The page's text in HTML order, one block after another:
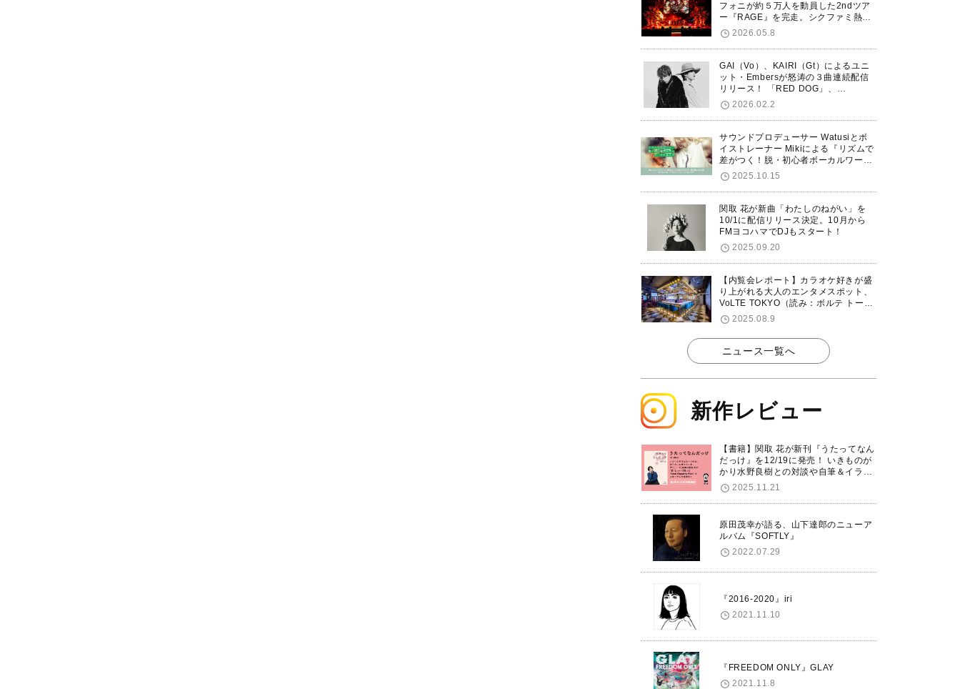
フォニが約５万人を動員した2ndツア
ー『RAGE』を完走。シクファミ熱狂
のKアリーナ横浜ファイナル公演の模
様をお届け！
2026.05.8
GAI（Vo）、KAIRI（Gt）によるユニ
ット・Embersが怒涛の３曲連続配信
リリース！ 「RED DOG」、
「Untitled Hero」に続き、5thシング
ル「De-Marionette」のリリースを発
表！
2026.02.2
サウンドプロデューサー Watusiとボ
イストレーナー Mikiによる『リズムで
差がつく！脱・初心者ボーカルワーク
ショップ』が12/7に渋谷で開催！
2025.10.15
関取 花が新曲「わたしのねがい」を
10/1に配信リリース決定。10月から
FMヨコハマでDJもスタート！
2025.09.20
【内覧会レポート】カラオケ好きが盛
り上がれる大人のエンタメスポット、
VoLTE TOKYO（読み：ボルテ トーキ
ョー）が東京・品川に8/8グランドオ
ープン！
2025.08.9
ニュース一覧へ
新作レビュー
【書籍】関取 花が新刊『うたってなん
だっけ』を12/19に発売！ いきものが
かり水野良樹との対談や自筆＆イラス
トで綴る自分史も掲載。さらに自身の
誕生日12/18に渋谷で出版記念イベン
トを開催！
2025.11.21
原田茂幸が語る、山下達郎のニューア
ルバム『SOFTLY』
2022.07.29
『2016-2020』iri
2021.11.10
『FREEDOM ONLY』GLAY
2021.11.8